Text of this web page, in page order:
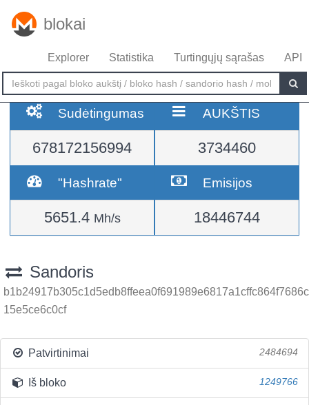
blokai
Explorer Statistika Turtingųjų sąrašas API
Sudėtingumas
678172156994
AUKŠTIS
3734460
"Hashrate"
5651.4 Mh/s
Emisijos
18446744
Sandoris
b1b24917b305c1d5edb8ffeea0f691989e6817a1cffc864f7686c
15e5ce6c0cf
Patvirtinimai 2484694
Iš bloko 1249766